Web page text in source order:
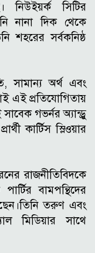
নিউইয়র্ক সিটির
নানা দিক থেকে
শহরের সর্বকনিষ্ঠ
সামান্য অর্থ এবং
এই প্রতিযোগিতায়
গভর্নর অ্যান্ড্রু
কার্টিস স্লিওয়ার
রাজনীতিবিদকে
বামপন্থিদের
তিনি তরুণ এবং
মিডিয়ার সাথে